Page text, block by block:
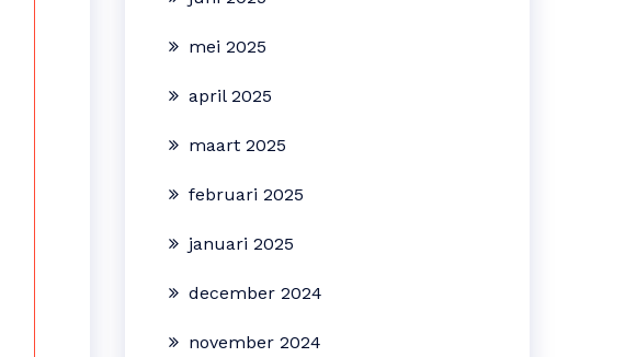
mei 2025
april 2025
maart 2025
februari 2025
januari 2025
december 2024
november 2024